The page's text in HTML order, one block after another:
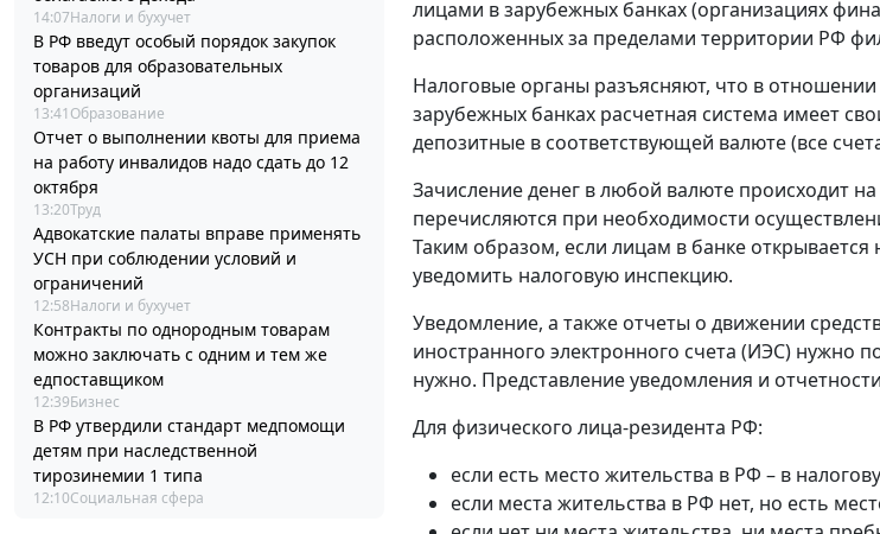
14:07Налоги и бухучет
В РФ введут особый порядок закупок
товаров для образовательных
организаций
13:41 Образование
Отчет о выполнении квоты для приема
на работу инвалидов надо сдать до 12
октября
13:20Труд
Адвокатские палаты вправе применять
УСН при соблюдении условий и
ограничений
12:58Налоги и бухучет
Контракты по однородным товарам
можно заключать с одним и тем же
едпоставщиком
12:39Бизнес
В РФ утвердили стандарт медпомощи
детям при наследственной
тирозинемии 1 типа
12:10Социальная сфера
лицами в зарубежных банках (организациях
расположенных за пределами территории РФ
Налоговые органы разъясняют, что в
зарубежных банках расчетная система имеет
депозитные в соответствующей валюте (все
Зачисление денег в любой валюте происходит
перечисляются при необходимости
Таким образом, если лицам в банке
уведомить налоговую инспекцию.
Уведомление, а также отчеты о движении
иностранного электронного счета (ИЭС) нужно
нужно. Представление уведомления и
Для физического лица-резидента РФ:
если есть место жительства в РФ – в
если места жительства в РФ нет, но есть